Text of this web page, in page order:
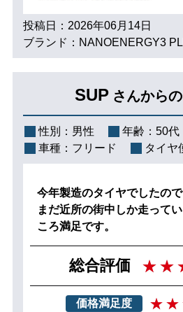
投稿日：2026年06月14日
ブランド：NANOENERGY3
SUP さんから
性別： 男性 年齢： 50代
車種： フリード タイヤ
今年製造のタイヤでしたので
まだ近所の街中しか走って
ころ満足です。
総合評価
価格満足度